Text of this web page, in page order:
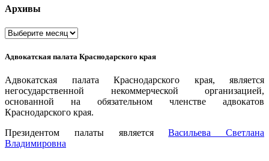
Архивы
Архивы
Адвокатская палата Краснодарского края
Адвокатская палата Краснодарского края, является
негосударственной некоммерческой организацией,
основанной на обязательном членстве адвокатов
Краснодарского края.
Президентом палаты являетсяВаcильева Светлана
Владимировна